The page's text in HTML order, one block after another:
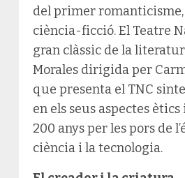
del primer romanticisme,
ciència-ficció. El Teatre
gran clàssic de la
Morales dirigida per
que presenta el TNC
en els seus aspectes
200 anys per les pors de
ciència i la tecnologia.